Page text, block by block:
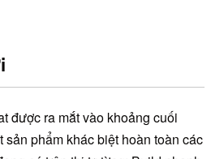
được ra mắt vào khoảng cuối
phẩm khác biệt hoàn toàn các